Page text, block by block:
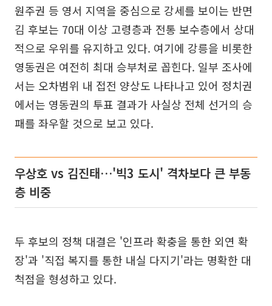
원주권 등 영서 지역을 중심으로 강세를 보이는 반면
김 후보는 70대 이상 고령층과 전통 보수층에서 상대
적으로 우위를 유지하고 있다. 여기에 강릉을 비롯한
영동권은 여전히 최대 승부처로 꼽힌다. 일부 조사에
서는 오차범위 내 접전 양상도 나타나고 있어 정치권
에서는 영동권의 투표 결과가 사실상 전체 선거의 승
패를 좌우할 것으로 보고 있다.
우상호 vs 김진태…'빅3 도시' 격차보다 큰 부동
층 비중
두 후보의 정책 대결은 '인프라 확충을 통한 외연 확
장'과 '직접 복지를 통한 내실 다지기'라는 명확한 대
척점을 형성하고 있다.